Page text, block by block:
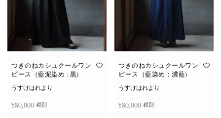
つきのねカシュクールワン
ピース（藍泥染め : 黒)
うすけはれより
¥80,000 税別
つきのねカシュクールワン
ピース（藍染め：濃藍)
うすけはれより
¥80,000 税別